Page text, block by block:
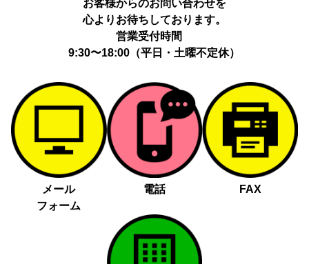
お客様からのお問い合わせを
心よりお待ちしております。
営業受付時間
9:30〜18:00（平日・土曜不定休）
メール
フォーム
電話 FAX